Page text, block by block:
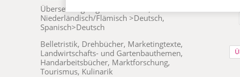
Übersetzung Englisch>Deutsch,
Niederländisch/Flämisch >Deutsch,
Spanisch>Deutsch
Belletristik, Drehbücher, Marketingtexte,
Landwirtschafts- und Gartenbauthemen,
Handarbeitsbücher, Marktforschung,
Tourismus, Kulinarik